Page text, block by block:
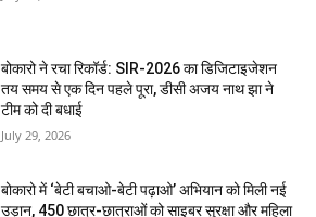
बोकारो ने रचा रिकॉर्ड: SIR-2026 का डिजिटाइजेशन
तय समय से एक दिन पहले पूरा, डीसी अजय नाथ झा ने
टीम को दी बधाई
July 29, 2026
बोकारो में ‘बेटी बचाओ-बेटी पढ़ाओ’ अभियान को मिली नई
उड़ान, 450 छात्र-छात्राओं को साइबर सुरक्षा और महिला